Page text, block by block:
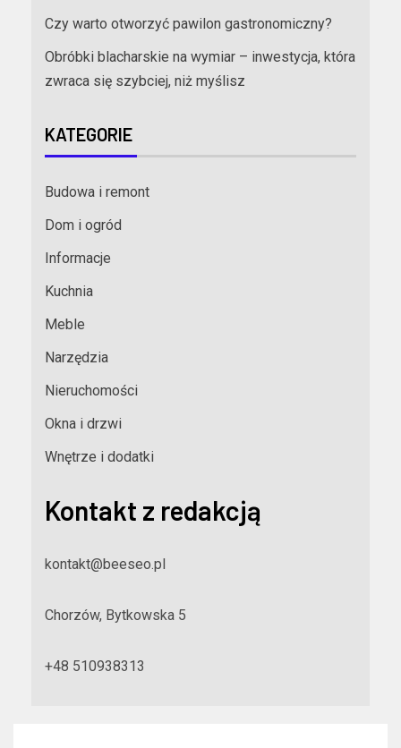
Czy warto otworzyć pawilon gastronomiczny?
Obróbki blacharskie na wymiar – inwestycja, która
zwraca się szybciej, niż myślisz
KATEGORIE
Budowa i remont
Dom i ogród
Informacje
Kuchnia
Meble
Narzędzia
Nieruchomości
Okna i drzwi
Wnętrze i dodatki
Kontakt z redakcją
kontakt@beeseo.pl
Chorzów, Bytkowska 5
+48 510938313